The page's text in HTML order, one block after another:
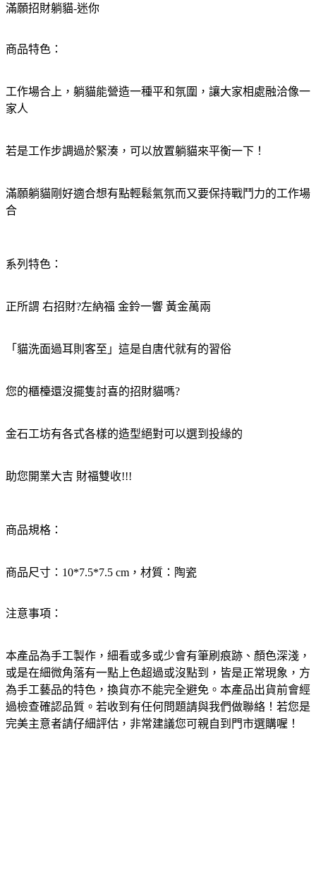
滿願招財躺貓-迷你
商品特色：
工作場合上，躺貓能營造一種平和氛圍，讓大家相處融洽像一
家人
若是工作步調過於緊湊，可以放置躺貓來平衡一下！
滿願躺貓剛好適合想有點輕鬆氣氛而又要保持戰鬥力的工作場
合
系列特色：
正所謂 右招財?左納福 金鈴一響 黃金萬兩
「貓洗面過耳則客至」這是自唐代就有的習俗
您的櫃檯還沒擺隻討喜的招財貓嗎?
金石工坊有各式各樣的造型絕對可以選到投緣的
助您開業大吉 財福雙收!!!
商品規格：
商品尺寸：10*7.5*7.5 cm，材質：陶瓷
注意事項：
本產品為手工製作，細看或多或少會有筆刷痕跡、顏色深淺，
或是在細微角落有一點上色超過或沒點到，皆是正常現象，方
為手工藝品的特色，換貨亦不能完全避免。本產品出貨前會經
過檢查確認品質。若收到有任何問題請與我們做聯絡！若您是
完美主意者請仔細評估，非常建議您可親自到門市選購喔！